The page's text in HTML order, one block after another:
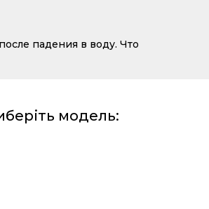
падения в воду. Что
модель: